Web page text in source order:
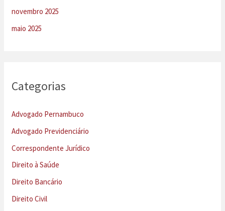
novembro 2025
maio 2025
Categorias
Advogado Pernambuco
Advogado Previdenciário
Correspondente Jurídico
Direito à Saúde
Direito Bancário
Direito Civil